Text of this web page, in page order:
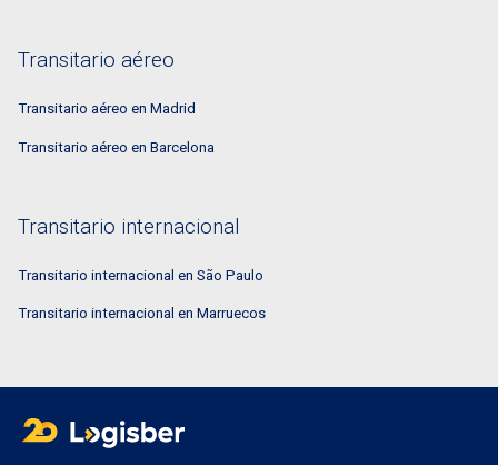
Transitario aéreo
Transitario aéreo en Madrid
Transitario aéreo en Barcelona
Transitario internacional
Transitario internacional en São Paulo
Transitario internacional en Marruecos